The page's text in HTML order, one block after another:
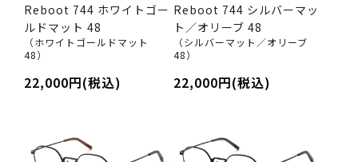
Reboot 744 ホワイトゴー
ルドマット 48
（ホワイトゴールドマット
48）
22,000円(税込)
Reboot 744 シルバーマッ
ト／オリーブ 48
（シルバーマット／オリーブ
48）
22,000円(税込)